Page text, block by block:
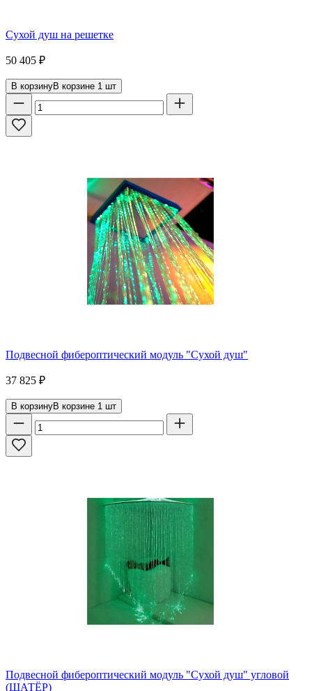
Сухой душ на решетке
50 405 ₽
В корзинуВ корзине 1 шт
Подвесной фибероптический модуль "Сухой душ"
37 825 ₽
В корзинуВ корзине 1 шт
Подвесной фибероптический модуль "Сухой душ" угловой
(ШАТЁР)